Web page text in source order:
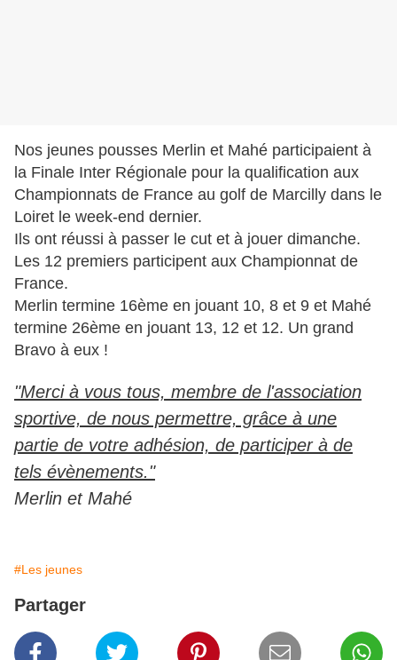
Nos jeunes pousses Merlin et Mahé participaient à
la Finale Inter Régionale pour la qualification aux
Championnats de France au golf de Marcilly dans le
Loiret le week-end dernier.
Ils ont réussi à passer le cut et à jouer dimanche.
Les 12 premiers participent aux Championnat de
France.
Merlin termine 16ème en jouant 10, 8 et 9 et Mahé
termine 26ème en jouant 13, 12 et 12. Un grand
Bravo à eux !
"Merci à vous tous, membre de l'association
sportive, de nous permettre, grâce à une
partie de votre adhésion, de participer à de
tels évènements."
Merlin et Mahé
#Les jeunes
Partager